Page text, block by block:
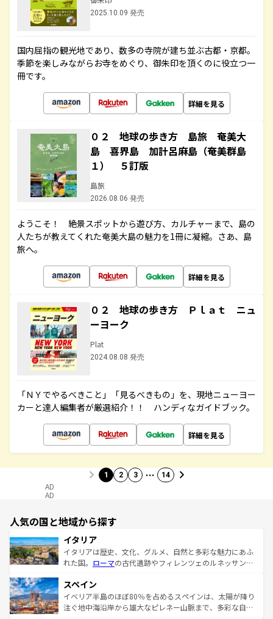
2025.10.09 発売
国内屈指の観光地であり、数多の寺院が建ち並ぶ古都・京都。
季節を楽しみながらお寺をめぐり、御朱印を頂くのに役立つ一
冊です。
詳細を見る
０２ 地球の歩き方 島旅 奄美大
島 喜界島 加計呂麻島（奄美群島
１） ５訂版
島旅
2026.08.06 発売
ようこそ！ 絶景スポットから遊び方、カルチャーまで、島の
人たちが教えてくれた奄美大島の魅力を1冊に凝縮。さあ、島
旅へ。
詳細を見る
０２ 地球の歩き方 Ｐｌａｔ ニュ
ーヨーク
Plat
2024.08.08 発売
「ＮＹでやるべきこと」「見るべきもの」を、現地ニューヨー
カーと達人編集者が厳選紹介！！ ハンディなガイドブック。
詳細を見る
1 2 3 … 14
AD
AD
人気の国と地域から探す
イタリア
イタリアは歴史、文化、グルメ、自然と多彩な魅力にあふ
れた国。 ローマの古代遺跡やフィレンツェのルネッサンス
ろん、トスカーナの美しい田園風景やアマルフィ海岸の絶
景など、自然景観も見逃せない。観光の合間には、本場の
ピザやパスタなど、絶品のイタリア料理を堪能することも
スペイン
イベリア半島のほぼ80％を占めるスペインは、太陽が降り
注ぐ地中海沿岸から雄大なピレネー山脈まで、多彩な自然